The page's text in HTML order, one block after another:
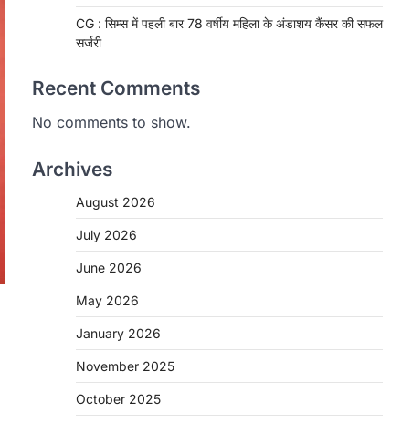
CG : सिम्स में पहली बार 78 वर्षीय महिला के अंडाशय कैंसर की सफल
सर्जरी
Recent Comments
No comments to show.
Archives
August 2026
July 2026
June 2026
May 2026
January 2026
November 2025
October 2025
CHHATTISGARH
निःशुल्क दी जाएगी एल्बेंडाजोल
CHHATTISGARH
CG : मुख्यमंत्री विष्णुदेव साय के नेतृत्व
में छत्तीसगढ़ को बड़ी उपलब्धि